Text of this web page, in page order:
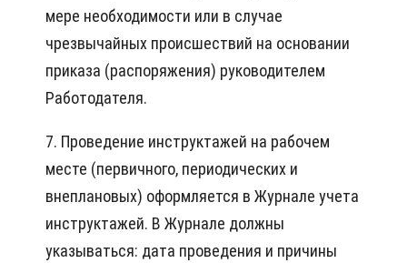
мере необходимости или в случае
чрезвычайных происшествий на основании
приказа (распоряжения) руководителем
Работодателя.
7. Проведение инструктажей на рабочем
месте (первичного, периодических и
внеплановых) оформляется в Журнале учета
инструктажей. В Журнале должны
указываться: дата проведения и причины